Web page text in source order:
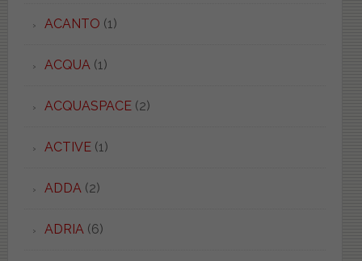
ACANTO (1)
ACQUA (1)
ACQUASPACE(2)
ACTIVE(1)
ADDA (2)
ADRIA (6)